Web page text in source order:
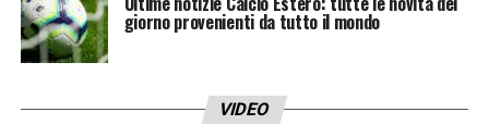
giorno provenienti da tutto il mondo
VIDEO